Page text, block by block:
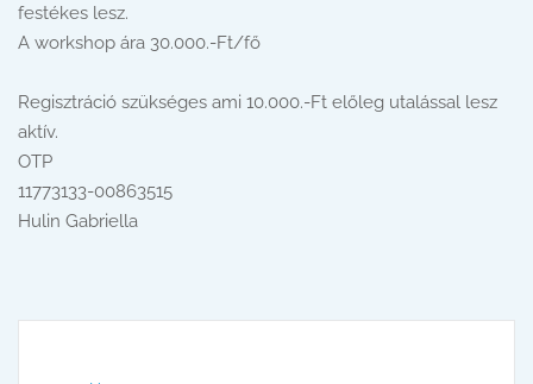
festékes lesz.
A workshop ára 30.000.-Ft/fő
Regisztráció szükséges ami 10.000.-Ft előleg utalással lesz
aktív.
OTP
11773133-00863515
Hulin Gabriella